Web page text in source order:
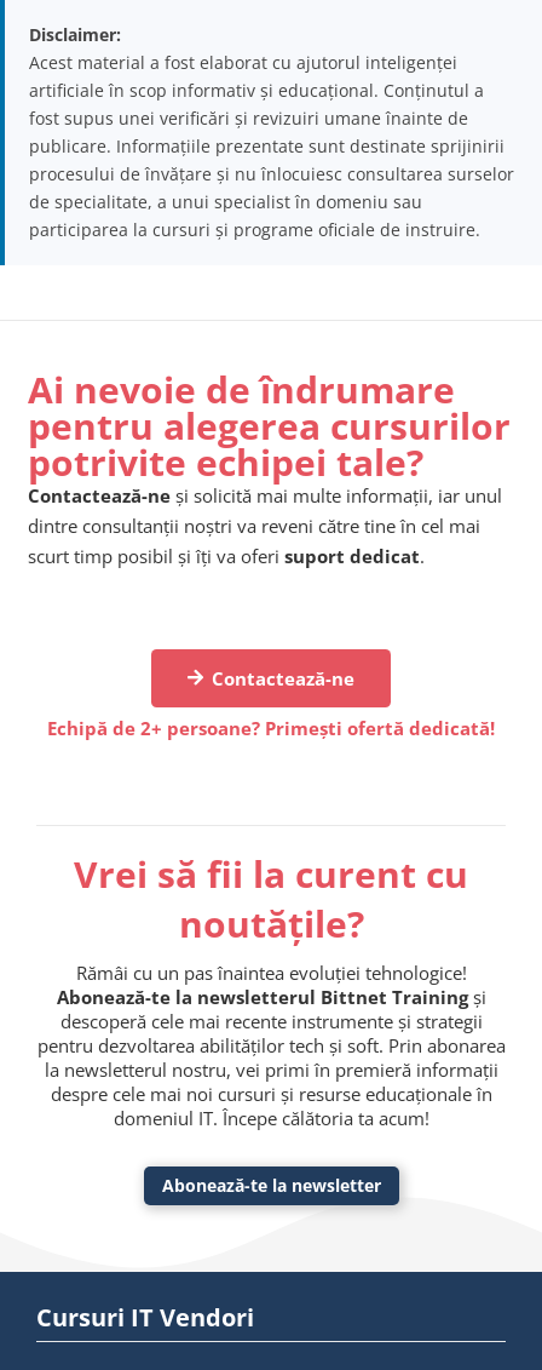
Disclaimer:
Acest material a fost elaborat cu ajutorul inteligenței
artificiale în scop informativ și educațional. Conținutul a
fost supus unei verificări și revizuiri umane înainte de
publicare. Informațiile prezentate sunt destinate sprijinirii
procesului de învățare și nu înlocuiesc consultarea surselor
de specialitate, a unui specialist în domeniu sau
participarea la cursuri și programe oficiale de instruire.
Ai nevoie de îndrumare
pentru alegerea cursurilor
potrivite echipei tale?
Contactează-ne și solicită mai multe informații, iar unul
dintre consultanții noștri va reveni către tine în cel mai
scurt timp posibil și îți va oferi suport dedicat.
Contactează-ne
Echipă de 2+ persoane? Primești ofertă dedicată!
Vrei să fii la curent cu
noutățile?
Rămâi cu un pas înaintea evoluției tehnologice!
Abonează-te la newsletterul Bittnet Trainingși
descoperă cele mai recente instrumente și strategii
pentru dezvoltarea abilităților tech și soft. Prin abonarea
la newsletterul nostru, vei primi în premieră informații
despre cele mai noi cursuri și resurse educaționale în
domeniul IT. Începe călătoria ta acum!
Abonează-te la newsletter
Cursuri IT Vendori